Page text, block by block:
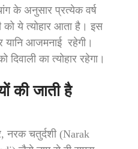
के अनुसार प्रत्येक वर्ष
को ये त्योहार आता है। इस
यानि आजमनाई रहेगी।
का त्योहार रहेगा।
की जाती है
नरक चतुर्दशी (Narak